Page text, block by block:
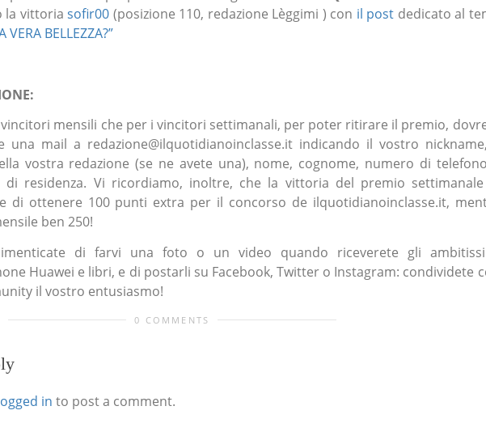
la vittoriasofir00 (posizione 110, redazione Lèggimi ) con il post dedicato al
VERA BELLEZZA?”
vincitori mensili che per i vincitori settimanali, per poter ritirare il premio,
una mail a redazione@ilquotidianoinclasse.it indicando il vostro
vostra redazione (se ne avete una), nome, cognome, numero di
di residenza. Vi ricordiamo, inoltre, che la vittoria del premio
di ottenere 100 punti extra per il concorso de ilquotidianoinclasse.it,
ben 250!
di farvi una foto o un video quando riceverete gli
Huawei e libri, e di postarli su Facebook, Twitter o Instagram: condividete
il vostro entusiasmo!
0 COMMENTS
in to post a comment.